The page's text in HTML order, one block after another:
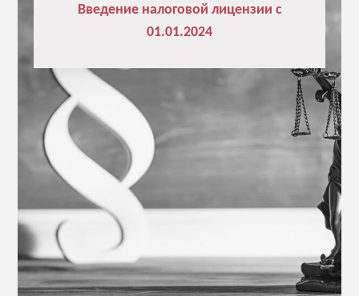
Введение налоговой лицензии с
01.01.2024